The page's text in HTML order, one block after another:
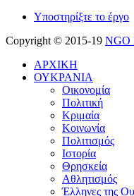
Υποστηρίξτε το έργο
Copyright © 2015-19 NGO
ΑΡΧΙΚΗ
ΟΥΚΡΑΝΙΑ
Οικονομία
Πολιτική
Κριμαία
Κοινωνία
Πολιτισμός
Ιστορία
Θρησκεία
Αθλητισμός
Έλληνες της